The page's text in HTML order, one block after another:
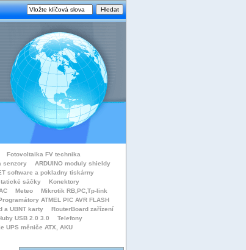
Fotovoltaika FV technika
senzory
ARDUINO moduly shieldy
software a pokladny tiskárny
sáčky
Konektory
Meteo
Mikrotik RB,PC,Tp-link
ATMEL PIC AVR FLASH
a UBNT karty
RouterBoard zařízení
USB 2.0 3.0
Telefony
UPS měniče ATX, AKU